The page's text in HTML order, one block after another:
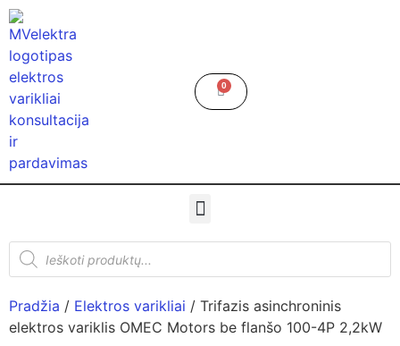
0
Pradžia / Elektros varikliai / Trifazis asinchroninis
elektros variklis OMEC Motors be flanšo 100-4P 2,2kW